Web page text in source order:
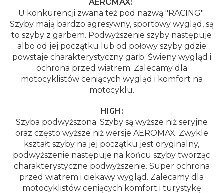
AEROMAX:
U konkurencji zwana też pod nazwą "RACING".
Szyby mają bardzo agresywny, sportowy wygląd, są
to szyby z garbem. Podwyższenie szyby następuje
albo od jej początku lub od połowy szyby gdzie
powstaje charakterystyczny garb. Świeny wygląd i
ochrona przed wiatrem. Zalecamy dla
motocyklistów ceniących wygląd i komfort na
motocyklu.
HIGH:
Szyba podwyższona. Szyby są wyższe niż seryjne
oraz często wyższe niż wersje AEROMAX. Zwykle
kształt szyby na jej początku jest oryginalny,
podwyższenie następuje na końcu szyby tworząc
charakterystyczne podwyższenie. Super ochrona
przed wiatrem i ciekawy wygląd. Zalecamy dla
motocyklistów ceniących komfort i turystykę